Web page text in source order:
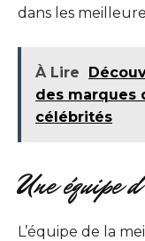
dans les
À Lire
des marques
célébrités
Une équipe
L’équipe de la